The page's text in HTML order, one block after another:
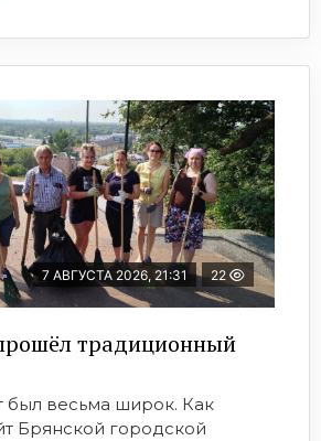
7 АВГУСТА 2026, 21:31 22
традиционный
был весьма широк. Как
Брянской городской